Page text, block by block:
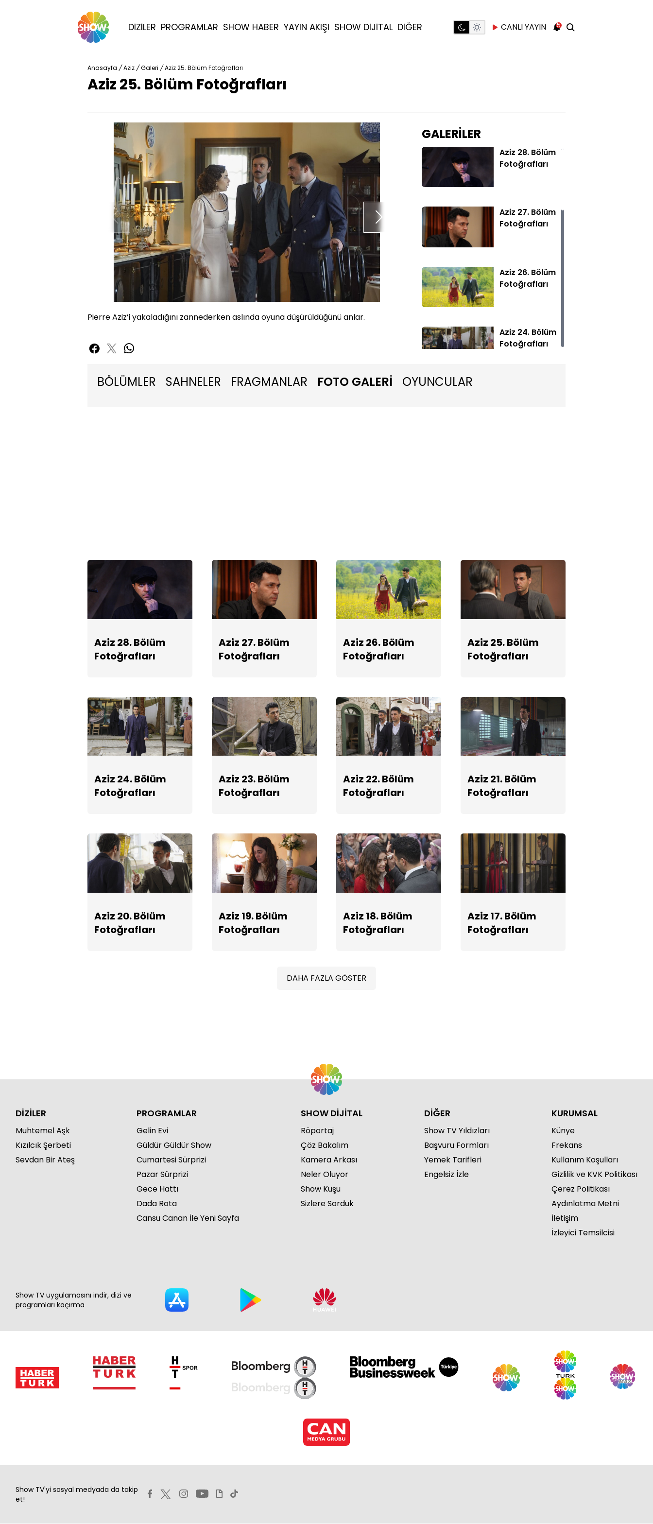
DİZİLER PROGRAMLAR SHOW HABER YAYIN AKIŞI SHOW DİJİTAL DİĞER CANLI YAYIN 5
Anasayfa / Aziz / Galeri / Aziz 25. Bölüm Fotoğrafları
Aziz 25. Bölüm Fotoğrafları
Pierre Aziz’i yakaladığını zannederken aslında oyuna düşürüldüğünü anlar.
kendisinden bir şeyler sakladığının farkında olan Efnan ilişkileri
GALERİLER
Aziz 28. Bölüm
Fotoğrafları
Aziz 27. Bölüm
Fotoğrafları
Aziz 26. Bölüm
Fotoğrafları
Aziz 24. Bölüm
Fotoğrafları
Aziz 20. Bölüm
Fotoğrafları
Fotoğrafları
Fotoğrafları
Aziz 17. Bölüm
BÖLÜMLER SAHNELER FRAGMANLAR FOTO GALERİ OYUNCULAR
Aziz 28. Bölüm
Fotoğrafları
Aziz 27. Bölüm
Fotoğrafları
Aziz 26. Bölüm
Fotoğrafları
Aziz 25. Bölüm
Fotoğrafları
Aziz 24. Bölüm
Fotoğrafları
Aziz 23. Bölüm
Fotoğrafları
Aziz 22. Bölüm
Fotoğrafları
Aziz 21. Bölüm
Fotoğrafları
Aziz 20. Bölüm
Fotoğrafları
Aziz 19. Bölüm
Fotoğrafları
Aziz 18. Bölüm
Fotoğrafları
Aziz 17. Bölüm
Fotoğrafları
DAHA FAZLA GÖSTER
DİZİLER
Muhtemel Aşk
Kızılcık Şerbeti
Sevdan Bir Ateş
PROGRAMLAR
Gelin Evi
Güldür Güldür Show
Cumartesi Sürprizi
Pazar Sürprizi
Gece Hattı
Dada Rota
Cansu Canan İle Yeni Sayfa
SHOW DİJİTAL
Röportaj
Çöz Bakalım
Kamera Arkası
Neler Oluyor
Show Kuşu
Sizlere Sorduk
DİĞER
Show TV Yıldızları
Başvuru Formları
Yemek Tarifleri
Engelsiz İzle
KURUMSAL
Künye
Frekans
Kullanım Koşulları
Gizlilik ve KVK Politikası
Çerez Politikası
Aydınlatma Metni
İletişim
İzleyici Temsilcisi
Show TV uygulamasını indir, dizi ve
programları kaçırma
Show TV'yi sosyal medyada da takip
et!